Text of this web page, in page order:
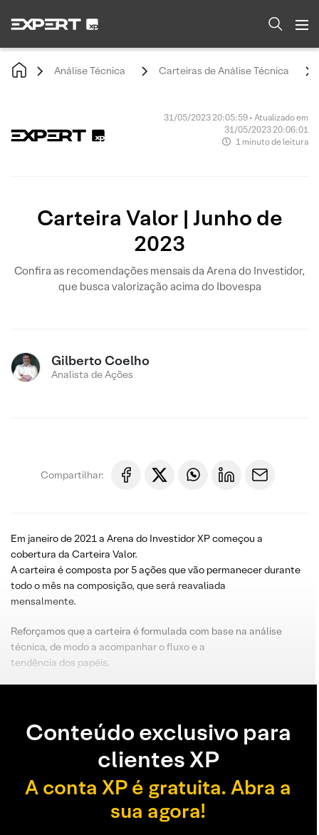
Análise Técnica Carteiras de Análise Técnica
31/05/2023 20:05:59 • Atualizado em
31/05/2023 20:06:01
1 minuto de leitura
Carteira Valor | Junho de
2023
Confira as recomendações mensais da Arena do Investidor,
que busca valorização acima do Ibovespa
Gilberto Coelho
Analista de Ações
Compartilhar:
Em janeiro de 2021 a Arena do Investidor XP começou a
cobertura da Carteira Valor.
A carteira é composta por 5 ações que vão permanecer durante
todo o mês na composição, que será reavaliada
mensalmente.
Reforçamos que a carteira é formulada com base na análise
técnica, de modo a acompanhar o fluxo e a
tendência dos papéis.
Conteúdo exclusivo para
clientes XP
A conta XP é gratuita. Abra a
sua agora!